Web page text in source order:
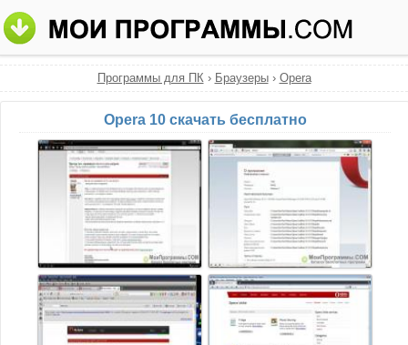
Программы для ПК› Браузеры› Opera
Opera 10 скачать бесплатно